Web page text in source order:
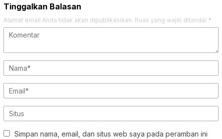
Tinggalkan Balasan
Alamat email Anda tidak akan dipublikasikan. Ruas yang wajib ditandai *
Simpan nama, email, dan situs web saya pada peramban ini